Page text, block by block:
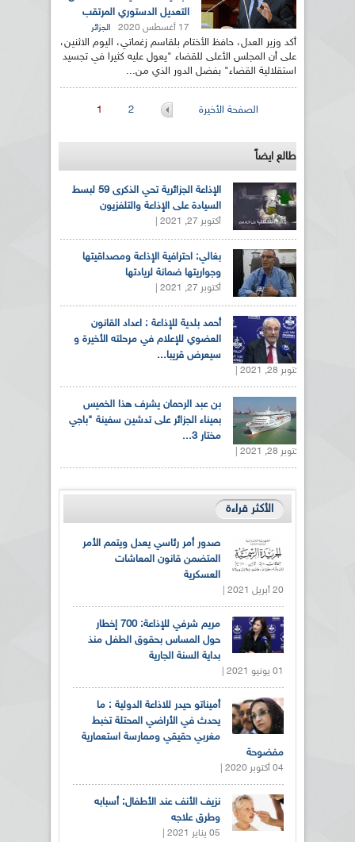
التعديل الدستوري المرتقب
17 أغسطس 2020 الجزائر
أكد وزير العدل، حافظ الأختام بلقاسم زغماتي، اليوم الاثنين،
على أن المجلس الأعلى للقضاء "يعول عليه كثيرا في تجسيد
استقلالية القضاء" بفضل الدور الذي من...
الصفحات 1 2 الصفحة الأخيرة
طالع ايضاً
الإذاعة الجزائرية تحي الذكرى 59 لبسط
السيادة على الإذاعة والتلفزيون
أكتوبر 27, 2021 |
بغالي: احترافية الإذاعة ومصداقيتها
وجواريتها ضمانة لريادتها
أكتوبر 27, 2021 |
أحمد بلدية للإذاعة : اعداد القانون
العضوي للإعلام في مرحلته الأخيرة و
سيعرض قريبا...
أكتوبر 28, 2021 |
بن عبد الرحمان يشرف هذا الخميس
بميناء الجزائر على تدشين سفينة "باجي
مختار 3...
أكتوبر 28, 2021 |
الأكثر قراءة
صدور أمر رئاسي يعدل ويتمم الأمر
المتضمن قانون المعاشات
العسكرية
20 أبريل 2021 |
مريم شرفي للإذاعة: 700 إخطار
حول المساس بحقوق الطفل منذ
بداية السنة الجارية
01 يونيو 2021 |
أميناتو حيدر للاذاعة الدولية : ما
يحدث في الأراضي المحتلة تخبط
مغربي حقيقي وممارسة استعمارية
مفضوحة
04 أكتوبر 2020 |
نزيف الأنف عند الأطفال: أسبابه
وطرق علاجه
05 يناير 2021 |